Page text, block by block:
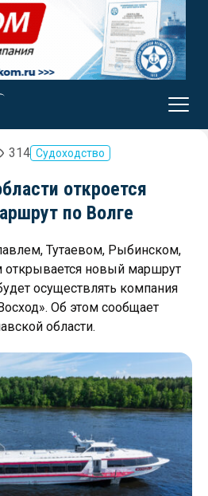
314 Судоходство
откроется
по Волге
Тутаевом, Рыбинском,
новый маршрут
осуществлять компания
Об этом сообщает
области.